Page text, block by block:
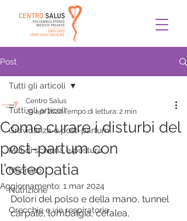
Post
Tutti gli articoli
Gravidanza e post-partum
Mal di schiena e postura
Neonato
Nutrizione
Orecchie e vie respiratorie
Tutti gli articoli
Come curare i disturbi del
post-partum con
l’osteopatia
Centro Salus
29 apr 2020Tempo di lettura: 2 min
Aggiornamento: 1 mar 2024
Dolori del polso e della mano, tunnel
carpale, lombalgia, cefalea,